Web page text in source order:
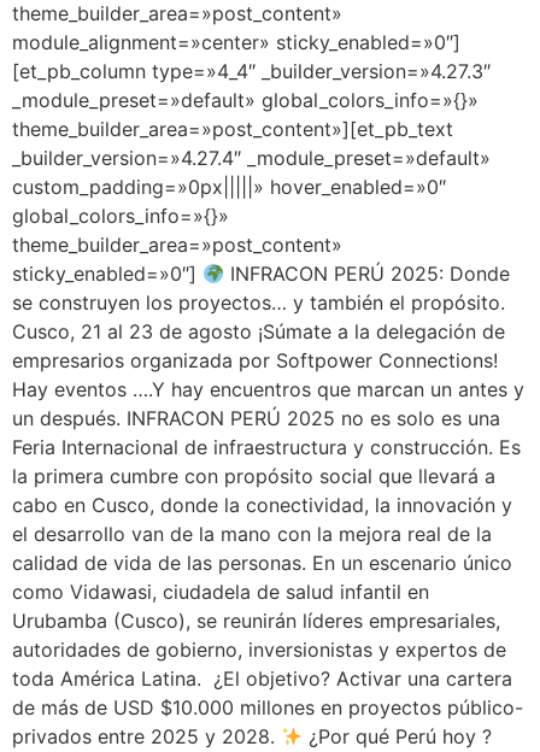
theme_builder_area=»post_content»
module_alignment=»center» sticky_enabled=»0″]
[et_pb_column type=»4_4″ _builder_version=»4.27.3″
_module_preset=»default» global_colors_info=»{}»
theme_builder_area=»post_content»][et_pb_text
_builder_version=»4.27.4″ _module_preset=»default»
custom_padding=»0px|||||» hover_enabled=»0″
global_colors_info=»{}»
theme_builder_area=»post_content»
sticky_enabled=»0″]
INFRACON PERÚ 2025: Donde
se construyen los proyectos… y también el propósito.
Cusco, 21 al 23 de agosto ¡Súmate a la delegación de
empresarios organizada por Softpower Connections!
Hay eventos ….Y hay encuentros que marcan un antes y
un después. INFRACON PERÚ 2025 no es solo es una
Feria Internacional de infraestructura y construcción. Es
la primera cumbre con propósito social que llevará a
cabo en Cusco, donde la conectividad, la innovación y
el desarrollo van de la mano con la mejora real de la
calidad de vida de las personas. En un escenario único
como Vidawasi, ciudadela de salud infantil en
Urubamba (Cusco), se reunirán líderes empresariales,
autoridades de gobierno, inversionistas y expertos de
toda América Latina. ¿El objetivo? Activar una cartera
de más de USD $10.000 millones en proyectos público-
privados entre 2025 y 2028.
¿Por qué Perú hoy ?